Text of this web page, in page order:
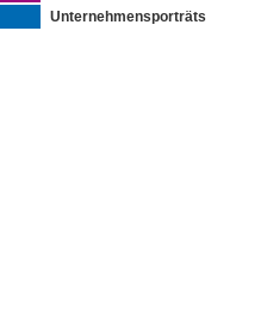
Unternehmensporträts